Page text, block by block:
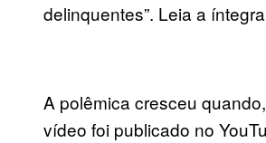
delinquentes”. Leia a
A polêmica cresceu
vídeo foi publicado no